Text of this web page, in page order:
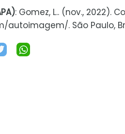
: Gomez, L.. (nov., 2022).
. São Paulo,